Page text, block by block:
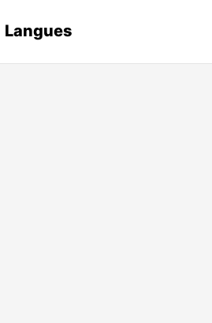
Langues